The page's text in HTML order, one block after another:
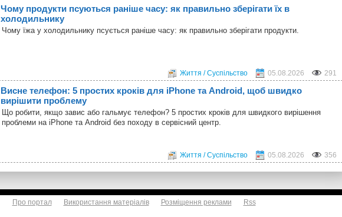
Чому продукти псуються раніше часу: як правильно зберігати їх в
холодильнику
Чому їжа у холодильнику псується раніше часу: як правильно зберігати продукти.
Життя / Суспільство 05.08.2026 291
Висне телефон: 5 простих кроків для iPhone та Android, щоб швидко
вирішити проблему
Що робити, якщо завис або гальмує телефон? 5 простих кроків для швидкого вирішення
проблеми на iPhone та Android без походу в сервісний центр.
Життя / Суспільство 05.08.2026 356
Про портал Використання матеріалів Розміщення реклами Rss